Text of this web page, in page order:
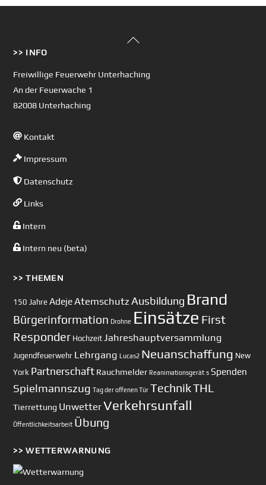
Back
>> INFO
Freiwillige Feuerwehr Unterhaching
An der Feuerwache 1
82008 Unterhaching
Kontakt
Impressum
Datenschutz
Links
Intern
Intern neu (beta)
>> THEMEN
150 Jahre AdejeAtemschutz Ausbildung Brand
Bürgerinformation Drohne Einsätze First
Responder Hochzeit Jahreshauptversammlung
Jugendfeuerwehr Lehrgang Lucas2 Neuanschaffung New
York Partnerschaft Rauchmelder Reanimationsgerät s Spenden
Spielmannszug Tag der offenen Tür TechnikTHL
Tierrettung UnwetterVerkehrsunfall
Öffentlichkeitsarbeit Übung
>> WETTERWARNUNG